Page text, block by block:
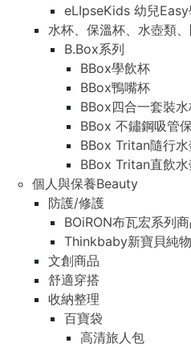
eLIpseKids 幼兒
水杯、保溫杯、水壺類
B.Box系列
BBox學飲杯
BBox鴨嘴杯
BBox四合一套裝水
BBox 不鏽鋼吸管
BBox Tritan隨行
BBox Tritan直飲
個人與保養Beauty
防護/修護
BOiRON布瓦宏系列
Thinkbaby新寶貝純
文創商品
舒適穿搭
收納整理
百寶袋
高清旅人包